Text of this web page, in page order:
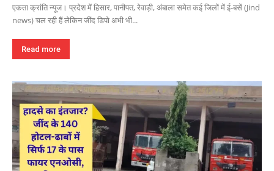
एकता क्रांति न्यूज। प्रदेश में हिसार, पानीपत, रेवाड़ी, अंबाला समेत कई जिलों में ई-बसें (Jind
news) चल रही हैं लेकिन जींद डिपो अभी भी...
Read more